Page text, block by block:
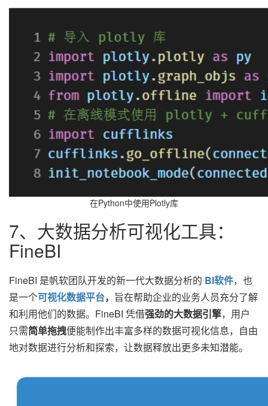
在Python中使用Plotly库
7、大数据分析可视化工具：
FineBI
FineBI 是帆软团队开发的新一代大数据分析的 BI软件，也
是一个可视化数据平台， 旨在帮助企业的业务人员充分了解
和利用他们的数据。FineBI 凭借强劲的大数据引擎，用户
只需简单拖拽便能制作出丰富多样的数据可视化信息，自由
地对数据进行分析和探索，让数据释放出更多未知潜能。